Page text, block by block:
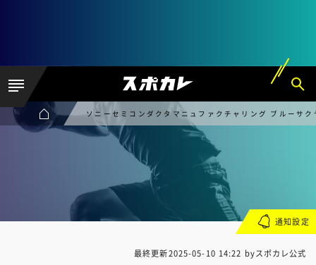
ソニーセミコンダクタマニュファクチャリング ブルーサ
最終更新2025-05-10 14:22 byスポカレ公式
通知設定